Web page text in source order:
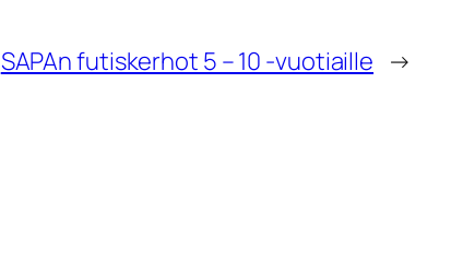
SAPAn futiskerhot 5 – 10 -vuotiaille →